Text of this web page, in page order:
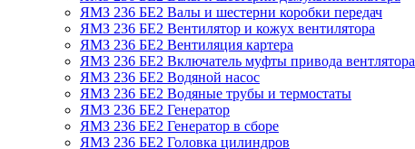
ЯМЗ 236 БЕ2 Валы и шестерни коробки передач
ЯМЗ 236 БЕ2 Вентилятор и кожух вентилятора
ЯМЗ 236 БЕ2 Вентиляция картера
ЯМЗ 236 БЕ2 Включатель муфты привода вентлятора
ЯМЗ 236 БЕ2 Водяной насос
ЯМЗ 236 БЕ2 Водяные трубы и термостаты
ЯМЗ 236 БЕ2 Генератор
ЯМЗ 236 БЕ2 Генератор в сборе
ЯМЗ 236 БЕ2 Головка цилиндров